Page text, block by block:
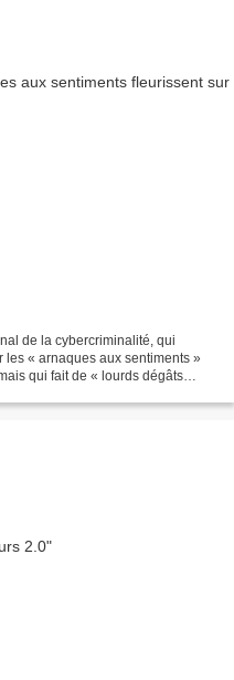
de la cybercriminalité, qui
les « arnaques aux sentiments »
qui fait de « lourds dégâts